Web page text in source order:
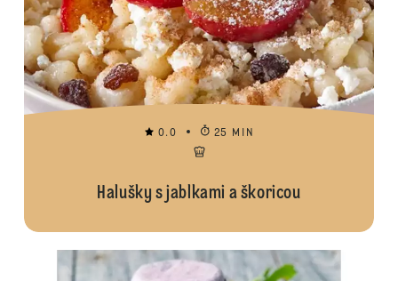
0.0 25 MIN
Halušky s jablkami a škoricou